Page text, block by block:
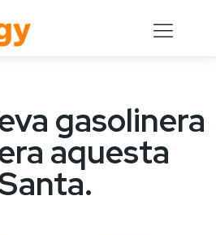
gasolinera
aquesta